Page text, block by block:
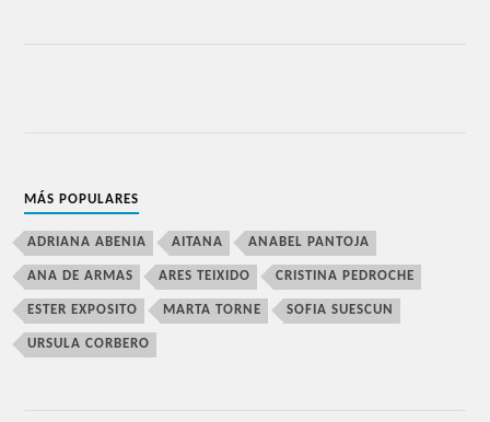
MÁS POPULARES
ADRIANA ABENIA AITANA ANABEL PANTOJA
ANA DE ARMAS ARES TEIXIDO CRISTINA PEDROCHE
ESTER EXPOSITO MARTA TORNE SOFIA SUESCUN
URSULA CORBERO